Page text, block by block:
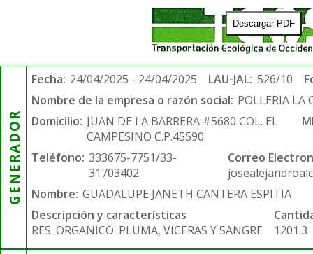
Descargar PDF
GENERADOR
Fecha: 24/04/2025 - 24/04/2025 LAU-JAL: 526/10
Nombre de la empresa o razón social: POLLERIA LA
Domicilio: JUAN DE LA BARRERA #5680 COL. EL
CAMPESINO C.P.45590
Teléfono: 333675-7751/33-
31703402
Correo
Nombre: GUADALUPE JANETH CANTERA ESPITIA
Descripción y características
RES. ORGANICO. PLUMA, VICERAS Y SANGRE
1201.3